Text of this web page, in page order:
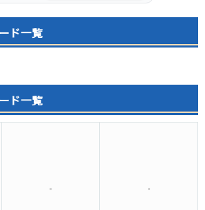
ド一覧
ド一覧
- -